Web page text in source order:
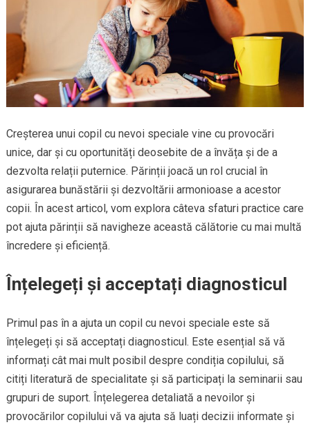
Creșterea unui copil cu nevoi speciale vine cu provocări
unice, dar și cu oportunități deosebite de a învăța și de a
dezvolta relații puternice. Părinții joacă un rol crucial în
asigurarea bunăstării și dezvoltării armonioase a acestor
copii. În acest articol, vom explora câteva sfaturi practice care
pot ajuta părinții să navigheze această călătorie cu mai multă
încredere și eficiență.
Înțelegeți și acceptați diagnosticul
Primul pas în a ajuta un copil cu nevoi speciale este să
înțelegeți și să acceptați diagnosticul. Este esențial să vă
informați cât mai mult posibil despre condiția copilului, să
citiți literatură de specialitate și să participați la seminarii sau
grupuri de suport. Înțelegerea detaliată a nevoilor și
provocărilor copilului vă va ajuta să luați decizii informate și